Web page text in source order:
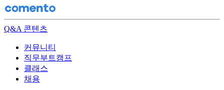
Q&A 콘텐츠
커뮤니티
직무부트캠프
클래스
채용